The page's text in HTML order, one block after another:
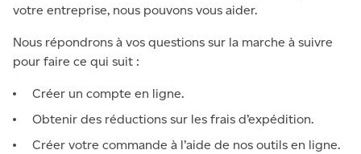
votre entreprise, nous pouvons vous aider.
Nous répondrons à vos questions sur la marche à suivre
pour faire ce qui suit :
Créer un compte en ligne.
Obtenir des réductions sur les frais d’expédition.
Créer votre commande à l’aide de nos outils en ligne.